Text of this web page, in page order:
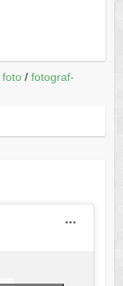
foto/ fotograf-